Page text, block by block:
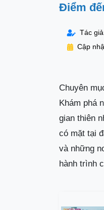
Điểm
Tác
Cập
Chuyên
Khám phá
gian thiên
có mặt tại
và những
hành trình